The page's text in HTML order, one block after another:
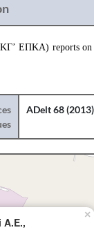
ΕΠΚΑ) reports on
ADelt 68
×